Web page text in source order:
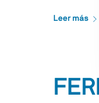
Leer más